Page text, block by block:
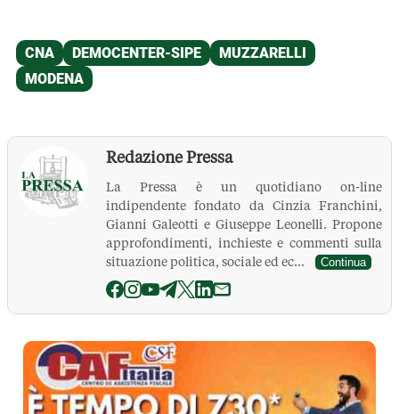
Redazione Pressa
La Pressa è un quotidiano on-line
indipendente fondato da Cinzia Franchini,
Gianni Galeotti e Giuseppe Leonelli. Propone
approfondimenti, inchieste e commenti sulla
situazione politica, sociale ed ec...
Continua
La Pressa